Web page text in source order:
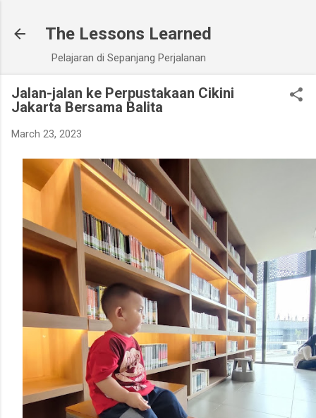
The Lessons Learned
Pelajaran di Sepanjang Perjalanan
Jalan-jalan ke Perpustakaan Cikini
Jakarta Bersama Balita
March 23, 2023